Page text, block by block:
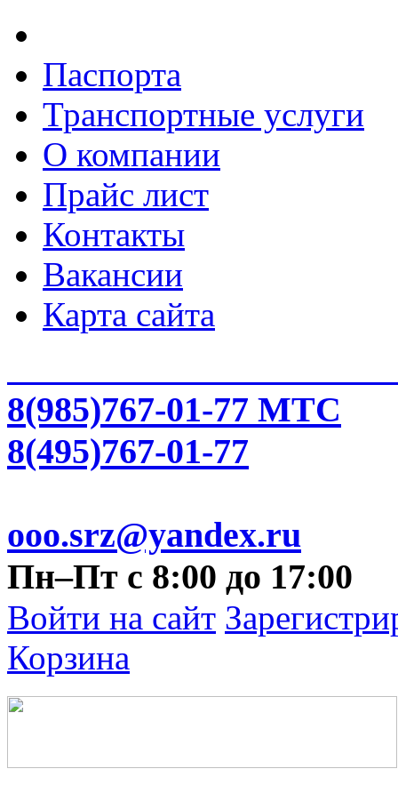
Паспорта
Транспортные услуги
О компании
Прайс лист
Контакты
Вакансии
Карта сайта
8(985)767-01-77 МТС
8(495)767-01-77
ooo.srz@yandex.ru
Пн–Пт с 8:00 до 17:00
Войти на сайт
Корзина